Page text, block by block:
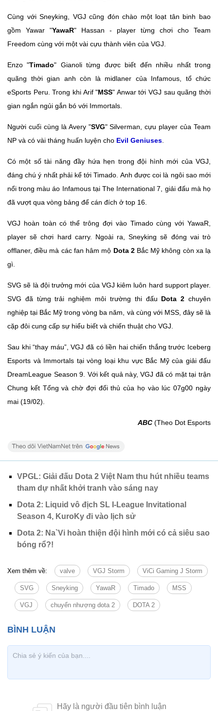
Cùng với Sneyking, VGJ cũng đón chào một loạt tân binh bao
gồm Yawar "YawaR" Hassan - player từng chơi cho Team
Freedom cùng với một vài cựu thành viên của VGJ.
Enzo "Timado" Gianoli từng được biết đến nhiều nhất trong
quãng thời gian anh còn là midlaner của Infamous, tổ chức
eSports Peru. Trong khi Arif "MSS" Anwar tới VGJ sau quãng thời
gian ngắn ngủi gắn bó với Immortals.
Người cuối cùng là Avery "SVG" Silverman, cựu player của Team
NP và có vài tháng huấn luyện cho Evil Geniuses
Có một số tài năng đầy hứa hẹn trong đội hình mới của VGJ,
đáng chú ý nhất phải kể tới Timado. Anh được coi là ngôi sao mới
nổi trong màu áo Infamous tại The International 7, giải đấu mà họ
đã vượt qua vòng bảng để cán đích ở top 16.
VGJ hoàn toàn có thể trông đợi vào Timado cùng với YawaR,
player sẽ chơi hard carry. Ngoài ra, Sneyking sẽ đóng vai trò
offlaner, điều mà các fan hâm mộ Dota 2Bắc Mỹ không còn xa lạ
gì.
SVG sẽ là đội trưởng mới của VGJ kiêm luôn hard support player.
SVG đã từng trải nghiệm môi trường thi đấu Dota 2 chuyên
nghiệp tại Bắc Mỹ trong vòng ba năm, và cùng với MSS, đây sẽ là
cặp đôi cung cấp sự hiểu biết và chiến thuật cho VGJ.
Sau khi “thay máu”, VGJ đã có liền hai chiến thắng trước Iceberg
Esports và Immortals tại vòng loại khu vực Bắc Mỹ của giải đấu
DreamLeague Season 9. Với kết quả này, VGJ đã có mặt tại trận
Chung kết Tổng và chờ đợi đối thủ của họ vào lúc 07g00 ngày
mai (19/02).
ABC(Theo Dot Esports
VPGL: Giải đấu Dota 2 Việt Nam thu hút nhiều teams
tham dự nhất khởi tranh vào sáng nay
Dota 2: Liquid vô địch SL I-League Invitational
Season 4, KuroKy đi vào lịch sử
Dota 2: Na`Vi hoàn thiện đội hình mới có cả siêu sao
bóng rổ?!
Xem thêm về: valve VGJ Storm ViCi Gaming J Storm
SVG Sneyking YawaR Timado MSS
VGJ chuyển nhượng dota 2 DOTA 2